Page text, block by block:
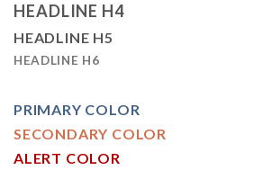
HEADLINE H4
HEADLINE H5
HEADLINE H6
PRIMARY COLOR
SECONDARY COLOR
ALERT COLOR